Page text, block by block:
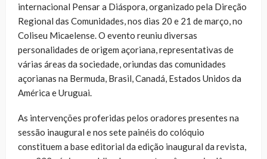
internacional Pensar a Diáspora, organizado pela Direção
Regional das Comunidades, nos dias 20 e 21 de março, no
Coliseu Micaelense. O evento reuniu diversas
personalidades de origem açoriana, representativas de
várias áreas da sociedade, oriundas das comunidades
açorianas na Bermuda, Brasil, Canadá, Estados Unidos da
América e Uruguai.
As intervenções proferidas pelos oradores presentes na
sessão inaugural e nos sete painéis do colóquio
constituem a base editorial da edição inaugural da revista,